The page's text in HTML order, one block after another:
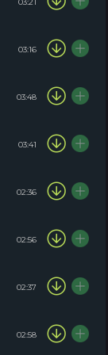
03:16
03:48
03:41
02:36
02:56
02:37
02:58